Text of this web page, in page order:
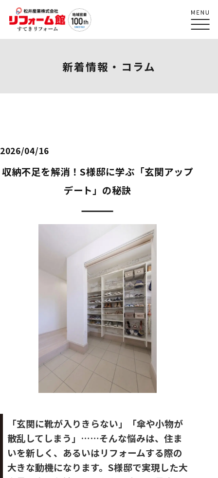
新着情報・コラム
2026/04/16
収納不足を解消！S様邸に学ぶ「玄関アップ
デート」の秘訣
「玄関に靴が入りきらない」「傘や小物が
散乱してしまう」……そんな悩みは、住ま
いを新しく、あるいはリフォームする際の
大きな動機になります。S様邸で実現した大